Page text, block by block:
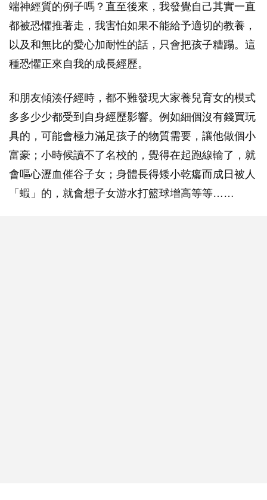
端神經質的例子嗎？直至後來，我發覺自己其實一直
都被恐懼推著走，我害怕如果不能給予適切的教養，
以及和無比的愛心加耐性的話，只會把孩子糟蹋。這
種恐懼正來自我的成長經歷。
和朋友傾湊仔經時，都不難發現大家養兒育女的模式
多多少少都受到自身經歷影響。例如細個沒有錢買玩
具的，可能會極力滿足孩子的物質需要，讓他做個小
富豪；小時候讀不了名校的，覺得在起跑線輸了，就
會嘔心瀝血催谷子女；身體長得矮小乾癟而成日被人
「蝦」的，就會想子女游水打籃球增高等等……